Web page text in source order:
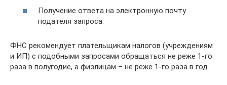
Получение ответа на электронную почту
подателя запроса.
ФНС рекомендует плательщикам налогов (учреждениям
и ИП) с подобными запросами обращаться не реже 1-го
раза в полугодие, а физлицам – не реже 1-го раза в год.